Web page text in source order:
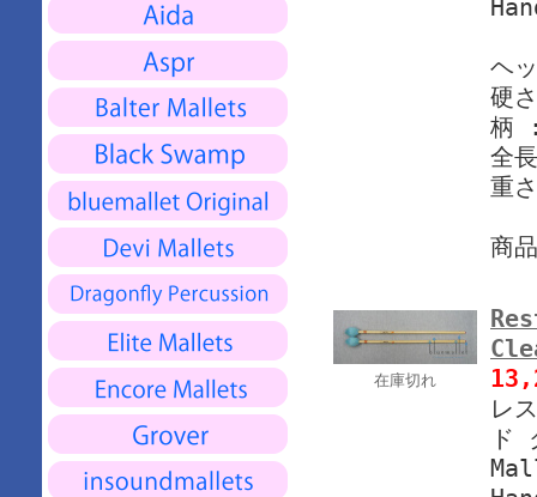
ヘ
硬
柄
全
重
商
在庫切れ
レ
ド